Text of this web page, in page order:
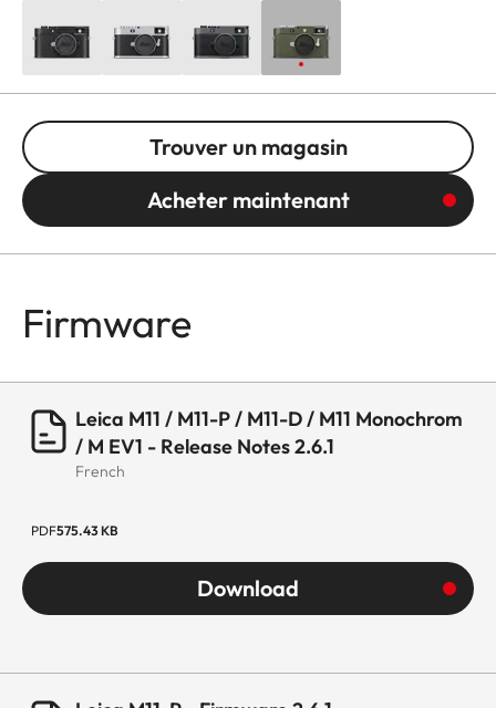
Trouver un magasin
Acheter maintenant
Firmware
Leica M11 / M11-P / M11-D / M11 Monochrom
/ M EV1 - Release Notes 2.6.1
French
PDF575.43 KB
Download